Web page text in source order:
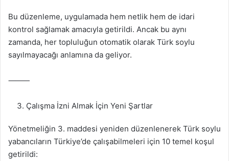
Bu düzenleme, uygulamada hem netlik hem de idari
kontrol sağlamak amacıyla getirildi. Ancak bu aynı
zamanda, her topluluğun otomatik olarak Türk soylu
sayılmayacağı anlamına da geliyor.
⸻
Çalışma İzni Almak İçin Yeni Şartlar
Yönetmeliğin 3. maddesi yeniden düzenlenerek Türk soylu
yabancıların Türkiye’de çalışabilmeleri için 10 temel koşul
getirildi: